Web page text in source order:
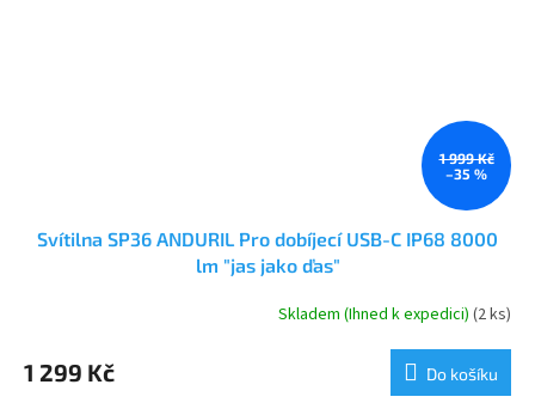
1 999 Kč
–35 %
Svítilna SP36 ANDURIL Pro dobíjecí USB-C IP68 8000
lm "jas jako ďas"
produktu
je
Skladem (Ihned k expedici)(2 ks)
1 299 Kč Do košíku